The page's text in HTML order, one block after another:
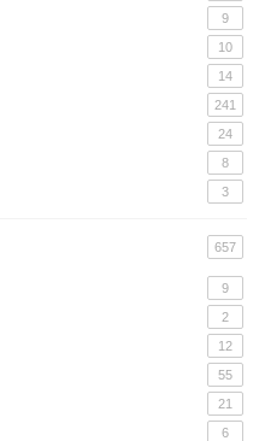
9
10
14
241
24
8
3
657
9
2
12
55
21
6